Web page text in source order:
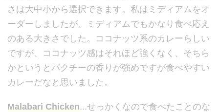
さは大中小から選択できます。私はミディアムをオ
ーダーしましたが、ミディアムでもかなり食べ応え
のある大きさでした。ココナッツ系のカレーらしい
ですが、ココナッツ感はそれほど強くなく、そちら
かというとパクチーの香りが強めですが食べやすい
カレーだなと思いました。
Malabari Chicken...せっかくなので食べたことのな